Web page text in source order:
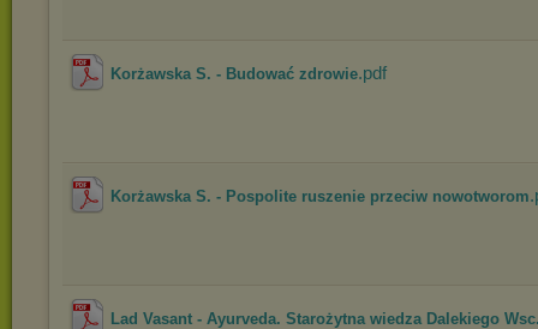
Korżawska S. - Budować zdrowie.pdf
Korżawska S. - Pospolite ruszenie przeciw nowotworom
Lad Vasant - Ayurveda. Starożytna wiedza Dalekiego